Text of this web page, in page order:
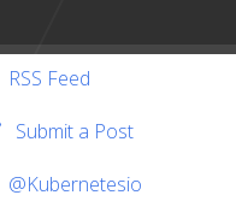
RSS Feed
Submit a Post
@Kubernetesio